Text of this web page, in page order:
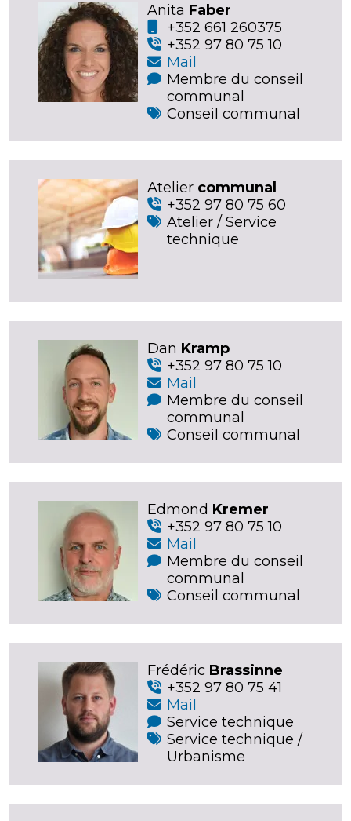
Anita Faber
+352 661 260375
+352 97 80 75 10
Mail
Membre du conseil
communal
Conseil communal
Atelier communal
+352 97 80 75 60
Atelier / Service
technique
Dan Kramp
+352 97 80 75 10
Mail
Membre du conseil
communal
Conseil communal
Edmond Kremer
+352 97 80 75 10
Mail
Membre du conseil
communal
Conseil communal
Frédéric Brassinne
+352 97 80 75 41
Mail
Service technique
Service technique /
Urbanisme